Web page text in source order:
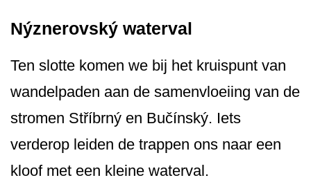
Nýznerovský waterval
Ten slotte komen we bij het kruispunt van
wandelpaden aan de samenvloeiing van de
stromen Stříbrný en Bučínský. Iets
verderop leiden de trappen ons naar een
kloof met een kleine waterval.